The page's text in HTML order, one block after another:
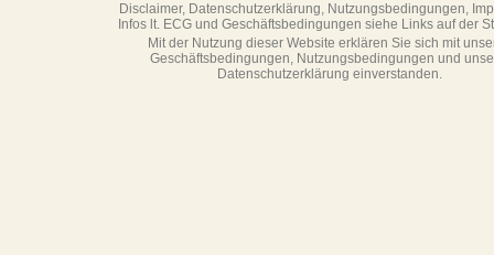
Disclaimer, Datenschutzerklärung, Nutzungsbedingungen,
Infos lt. ECG und Geschäftsbedingungen siehe Links auf der
Mit der Nutzung dieser Website erklären Sie sich mit
Geschäftsbedin­gungen, Nutzungsbedingungen und
Datenschutzerklärung einverstanden.